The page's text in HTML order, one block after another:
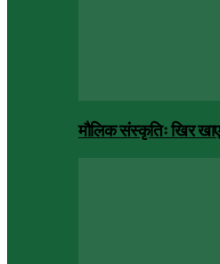
मौलिक संस्कृतिः खिर